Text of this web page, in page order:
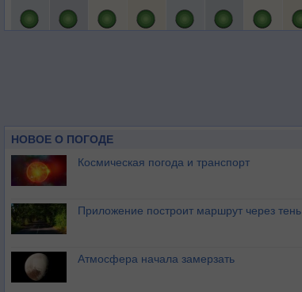
НОВОЕ О ПОГОДЕ
Космическая погода и транспорт
Приложение построит маршрут через тень
Атмосфера начала замерзать